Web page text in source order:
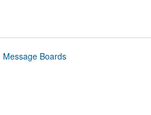
Message Boards